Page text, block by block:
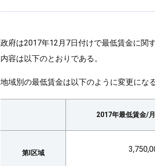
政府は2017年12月7日付けで最低賃金に関
内容は以下のとおりである。
地域別の最低賃金は以下のように変更になる
2017年最低賃金/月
第I区域